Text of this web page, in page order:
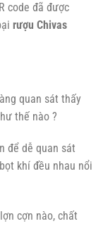
code đã được
rượu Chivas
quan sát thấy
thế nào ?
để dễ quan sát
khí đều nhau nổi
cợn nào, chất